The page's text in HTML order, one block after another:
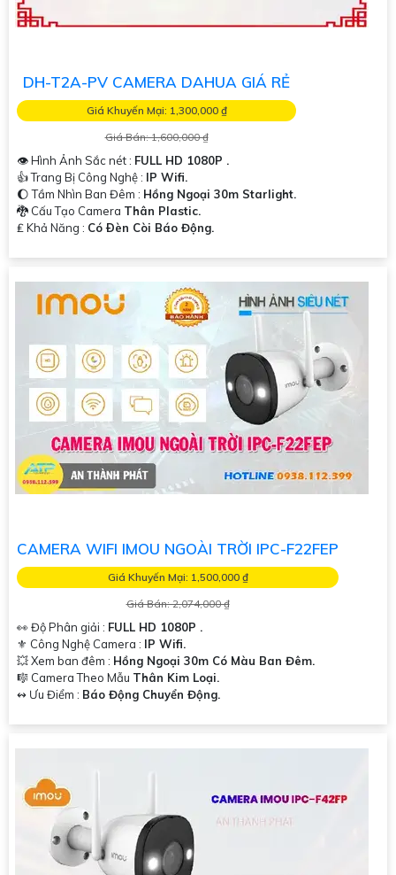
DH-T2A-PV CAMERA DAHUA GIÁ RẺ
Giá Khuyến Mại: 1,300,000 ₫
Giá Bán: 1,600,000 ₫
👁 Hình Ảnh Sắc nét : FULL HD 1080P .
👍 Trang Bị Công Nghệ : IP Wifi.
🌔 Tầm Nhìn Ban Đêm : Hồng Ngoại 30m Starlight.
🐉️ Cấu Tạo Camera Thân Plastic.
️₤ Khả Năng : Có Ðèn Còi Báo Động.
CAMERA WIFI IMOU NGOÀI TRỜI IPC-F22FEP
Giá Khuyến Mại: 1,500,000 ₫
Giá Bán: 2,074,000 ₫
👀 Độ Phân giải : FULL HD 1080P .
⚜️ Công Nghệ Camera : IP Wifi.
💥 Xem ban đêm : Hồng Ngoại 30m Có Màu Ban Đêm.
🎼️ Camera Theo Mẫu Thân Kim Loại.
️↭ Ưu Điểm : Báo Động Chuyển Động.